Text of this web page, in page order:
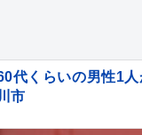
代くらいの男性1
川市